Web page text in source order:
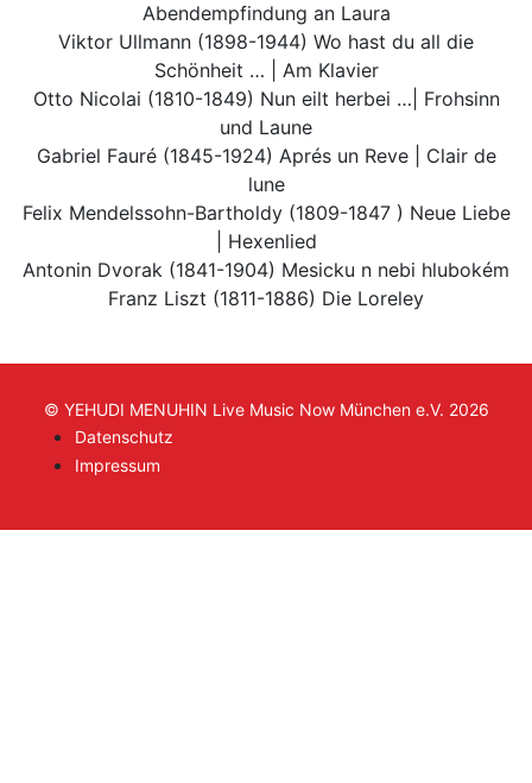
Abendempfindung an Laura
Viktor Ullmann (1898-1944) Wo hast du all die
Schönheit … | Am Klavier
Otto Nicolai (1810-1849) Nun eilt herbei …| Frohsinn
und Laune
Gabriel Fauré (1845-1924) Aprés un Reve | Clair de
lune
Felix Mendelssohn-Bartholdy (1809-1847 ) Neue Liebe
| Hexenlied
Antonin Dvorak (1841-1904) Mesicku n nebi hlubokém
Franz Liszt (1811-1886) Die Loreley
© YEHUDI MENUHIN Live Music Now München e.V. 2026
Datenschutz
Impressum